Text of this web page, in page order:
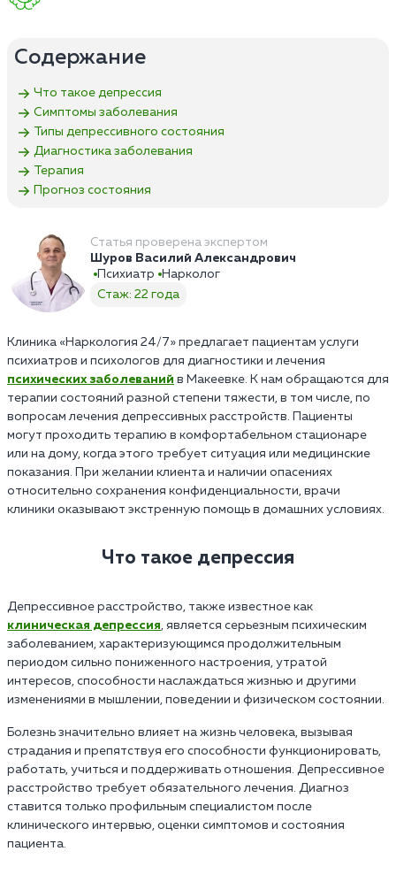
Содержание
Что такое депрессия
Симптомы заболевания
Типы депрессивного состояния
Диагностика заболевания
Терапия
Прогноз состояния
Статья проверена экспертом
Шуров Василий Александрович
Психиатр
Нарколог
Стаж: 22 года
Клиника «Наркология 24/7» предлагает пациентам услуги
психиатров и психологов для диагностики и лечения
психических заболеваний в Макеевке. К нам обращаются для
терапии состояний разной степени тяжести, в том числе, по
вопросам лечения депрессивных расстройств. Пациенты
могут проходить терапию в комфортабельном стационаре
или на дому, когда этого требует ситуация или медицинские
показания. При желании клиента и наличии опасениях
относительно сохранения конфиденциальности, врачи
клиники оказывают экстренную помощь в домашних условиях.
Что такое депрессия
Депрессивное расстройство, также известное как
клиническая депрессия, является серьезным психическим
заболеванием, характеризующимся продолжительным
периодом сильно пониженного настроения, утратой
интересов, способности наслаждаться жизнью и другими
изменениями в мышлении, поведении и физическом состоянии.
Болезнь значительно влияет на жизнь человека, вызывая
страдания и препятствуя его способности функционировать,
работать, учиться и поддерживать отношения. Депрессивное
расстройство требует обязательного лечения. Диагноз
ставится только профильным специалистом после
клинического интервью, оценки симптомов и состояния
пациента.